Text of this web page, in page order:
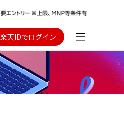
楽天IDでログイン